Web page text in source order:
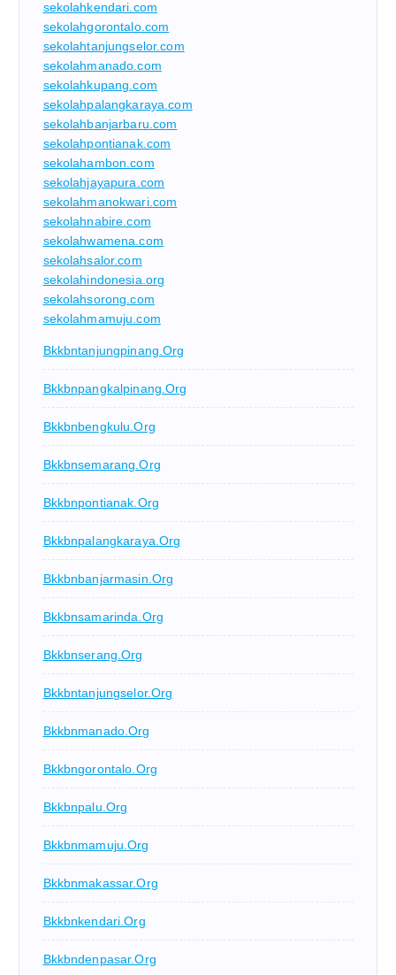
sekolahkendari.com
sekolahgorontalo.com
sekolahtanjungselor.com
sekolahmanado.com
sekolahkupang.com
sekolahpalangkaraya.com
sekolahbanjarbaru.com
sekolahpontianak.com
sekolahambon.com
sekolahjayapura.com
sekolahmanokwari.com
sekolahnabire.com
sekolahwamena.com
sekolahsalor.com
sekolahindonesia.org
sekolahsorong.com
sekolahmamuju.com
Bkkbntanjungpinang.org
Bkkbnpangkalpinang.org
Bkkbnbengkulu.org
Bkkbnsemarang.org
Bkkbnpontianak.org
Bkkbnpalangkaraya.org
Bkkbnbanjarmasin.org
Bkkbnsamarinda.org
Bkkbnserang.org
Bkkbntanjungselor.org
Bkkbnmanado.org
Bkkbngorontalo.org
Bkkbnpalu.org
Bkkbnmamuju.org
Bkkbnmakassar.org
Bkkbnkendari.org
Bkkbndenpasar.org